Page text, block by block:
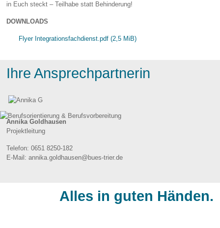
in Euch steckt – Teilhabe statt Behinderung!
DOWNLOADS
Flyer Integrationsfachdienst.pdf (2,5 MiB)
Ihre Ansprechpartnerin
Annika Goldhausen
Projektleitung
Telefon:0651 8250-182
E-Mail:annika.goldhausen@bues-trier.de
Alles in guten Händen.